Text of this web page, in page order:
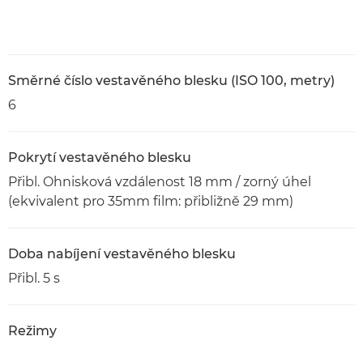
Směrné číslo vestavěného blesku (ISO 100, metry)
6
Pokrytí vestavěného blesku
Přibl. Ohnisková vzdálenost 18 mm / zorný úhel
(ekvivalent pro 35mm film: přibližně 29 mm)
Doba nabíjení vestavěného blesku
Přibl. 5 s
Režimy